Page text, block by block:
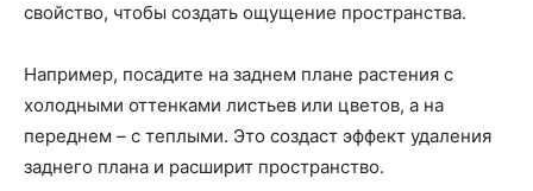
свойство, чтобы создать ощущение пространства.
Например, посадите на заднем плане растения с
холодными оттенками листьев или цветов, а на
переднем – с теплыми. Это создаст эффект удаления
заднего плана и расширит пространство.